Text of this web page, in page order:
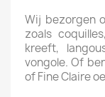
Wij bezorgen
zoals
kreeft,
vongole. Of
of Fine Claire